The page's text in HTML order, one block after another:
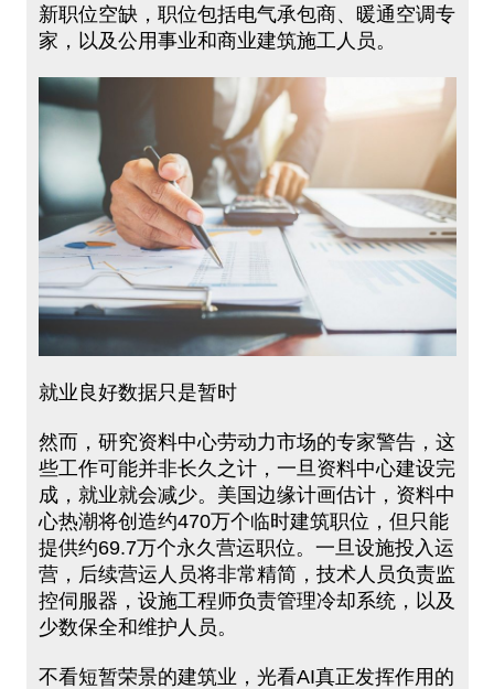
新职位空缺，职位包括电气承包商、暖通空调专
家，以及公用事业和商业建筑施工人员。
就业良好数据只是暂时
然而，研究资料中心劳动力市场的专家警告，这
些工作可能并非长久之计，一旦资料中心建设完
成，就业就会减少。美国边缘计画估计，资料中
心热潮将创造约470万个临时建筑职位，但只能
提供约69.7万个永久营运职位。一旦设施投入运
营，后续营运人员将非常精简，技术人员负责监
控伺服器，设施工程师负责管理冷却系统，以及
少数保全和维护人员。
不看短暂荣景的建筑业，光看AI真正发挥作用的